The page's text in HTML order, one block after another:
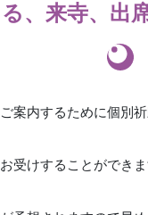
、 来寺、出
案内するために個別
受けすることができ